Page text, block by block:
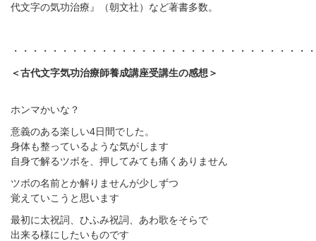
代文字の気功治療』（朝文社）など著書多数。
・・・・・・・・・・・・・・・・・・・・・・・・・・・・・・
＜古代文字気功治療師養成講座受講生の感想＞
ホンマかいな？
意義のある楽しい4日間でした。
身体も整っているような気がします
自身で解るツボを、押してみても痛くありません
ツボの名前とか解りませんが少しずつ
覚えていこうと思います
最初に太祝詞、ひふみ祝詞、あわ歌をそらで
出来る様にしたいものです